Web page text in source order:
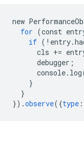
new
for (const
if (!entry
cls +=
debugger
console.
}).observe({